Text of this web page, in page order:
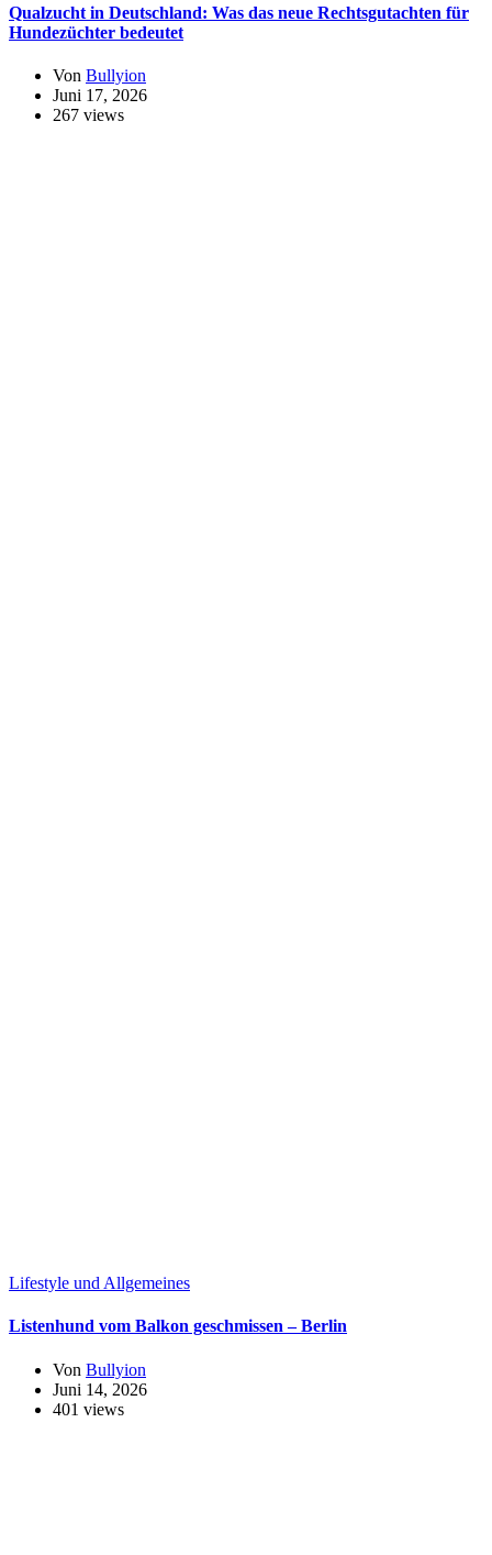
Qualzucht in Deutschland: Was das neue Rechtsgutachten für
Hundezüchter bedeutet
Von Bullyion
Juni 17, 2026
267 views
Lifestyle und Allgemeines
Listenhund vom Balkon geschmissen – Berlin
Von Bullyion
Juni 14, 2026
401 views